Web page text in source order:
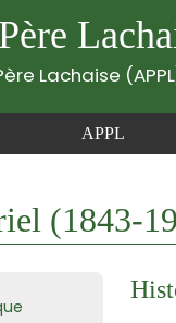
Lachaise
APPL
(1843-